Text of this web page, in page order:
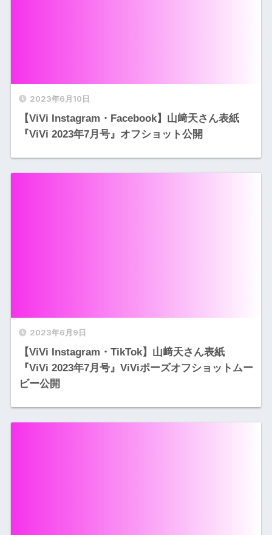
2023年6月10日
【ViVi Instagram・Facebook】山﨑天さん表紙
『ViVi 2023年7月号』オフショット公開
2023年6月9日
【ViVi Instagram・TikTok】山﨑天さん表紙
『ViVi 2023年7月号』ViViポーズオフショットムー
ビー公開